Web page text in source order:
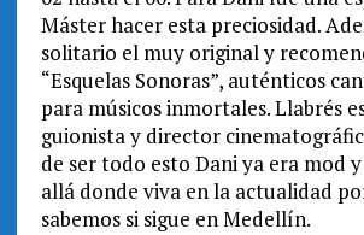
Máster hacer esta preciosidad.
solitario el muy original y
“Esquelas Sonoras”, auténticos
para músicos inmortales. Llabrés
guionista y director
de ser todo esto Dani ya era mod
allá donde viva en la actualidad
sabemos si sigue en Medellín.